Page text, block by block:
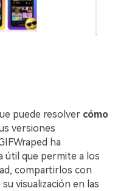
puede resolver cómo
versiones
ha
útil que permite a los
compartirlos con
visualización en las